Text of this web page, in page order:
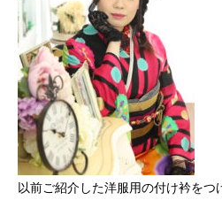
以前ご紹介した洋服用の付け衿をつ